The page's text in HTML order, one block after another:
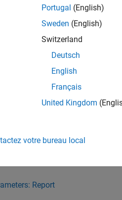
Library
dialog box also includes other
HDL Code Generation
Optimization
Report
Portugal (English)
Sweden (English)
Switzerland
Deutsch
English
Français
United Kingdom
votre bureau local